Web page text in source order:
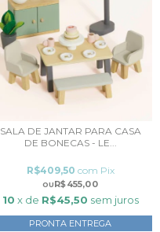
SALA DE JANTAR PARA CASA
DE BONECAS - LE...
R$455,00
R$409,50 com Pix
10 x de R$45,50 sem juros
PRONTA ENTREGA